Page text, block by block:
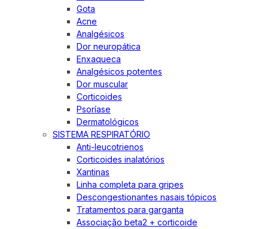
Gota
Acne
Analgésicos
Dor neuropática
Enxaqueca
Analgésicos potentes
Dor muscular
Corticoides
Psoríase
Dermatológicos
SISTEMA RESPIRATÓRIO
Anti-leucotrienos
Corticoides inalatórios
Xantinas
Linha completa para gripes
Descongestionantes nasais tópicos
Tratamentos para garganta
Associação beta2 + corticoide